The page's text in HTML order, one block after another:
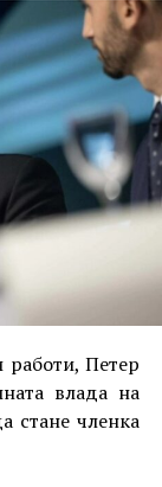
Петер
влада на
стане членка